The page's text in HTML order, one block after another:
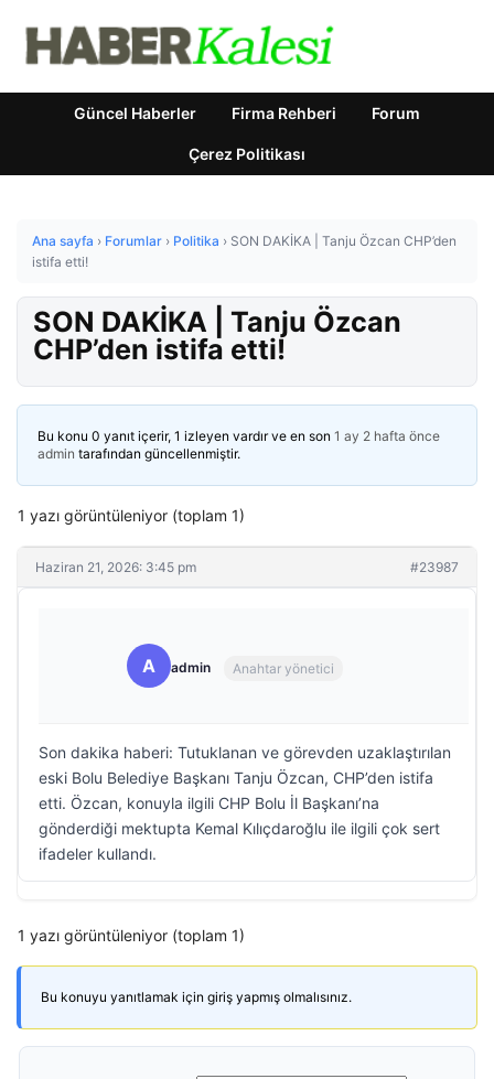
Güncel Haberler Firma Rehberi Forum
Çerez Politikası
Ana sayfa › Forumlar › Politika › SON DAKİKA | Tanju Özcan CHP’den
istifa etti!
SON DAKİKA | Tanju Özcan
CHP’den istifa etti!
Bu konu 0 yanıt içerir, 1 izleyen vardır ve en son 1 ay 2 hafta önce
admin tarafından güncellenmiştir.
1 yazı görüntüleniyor (toplam 1)
Haziran 21, 2026: 3:45 pm #23987
A admin Anahtar yönetici
Son dakika haberi: Tutuklanan ve görevden uzaklaştırılan
eski Bolu Belediye Başkanı Tanju Özcan, CHP’den istifa
etti. Özcan, konuyla ilgili CHP Bolu İl Başkanı’na
gönderdiği mektupta Kemal Kılıçdaroğlu ile ilgili çok sert
ifadeler kullandı.
1 yazı görüntüleniyor (toplam 1)
Bu konuyu yanıtlamak için giriş yapmış olmalısınız.